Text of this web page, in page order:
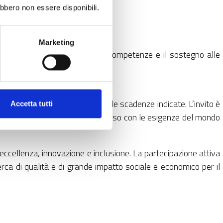
non essere disponibili.
Marketing
Accetta tutti
risorse;
la valorizzazione delle competenze e il sostegno alle
e inviare contributi entro le scadenze indicate. L’invito è
normativo condiviso e al passo con le esigenze del mondo
innovazione e inclusione. La partecipazione attiva
di qualità e di grande impatto sociale e economico per il